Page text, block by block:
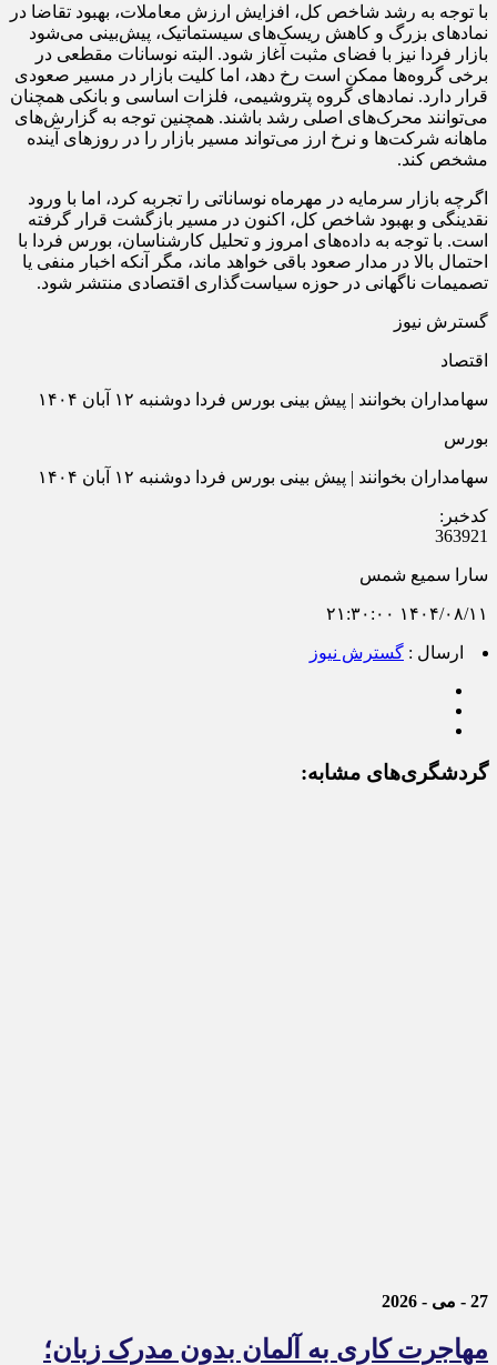
با توجه به رشد شاخص کل، افزایش ارزش معاملات، بهبود تقاضا در
نمادهای بزرگ و کاهش ریسک‌های سیستماتیک، پیش‌بینی می‌شود
بازار فردا نیز با فضای مثبت آغاز شود. البته نوسانات مقطعی در
برخی گروه‌ها ممکن است رخ دهد، اما کلیت بازار در مسیر صعودی
قرار دارد. نمادهای گروه پتروشیمی، فلزات اساسی و بانکی همچنان
می‌توانند محرک‌های اصلی رشد باشند. همچنین توجه به گزارش‌های
ماهانه شرکت‌ها و نرخ ارز می‌تواند مسیر بازار را در روزهای آینده
مشخص کند.
اگرچه بازار سرمایه در مهرماه نوساناتی را تجربه کرد، اما با ورود
نقدینگی و بهبود شاخص کل، اکنون در مسیر بازگشت قرار گرفته
است. با توجه به داده‌های امروز و تحلیل کارشناسان، بورس فردا با
احتمال بالا در مدار صعود باقی خواهد ماند، مگر آنکه اخبار منفی یا
تصمیمات ناگهانی در حوزه سیاست‌گذاری اقتصادی منتشر شود.
گسترش نیوز
اقتصاد
سهامداران بخوانند | پیش بینی بورس فردا دوشنبه ۱۲ آبان ۱۴۰۴
بورس
سهامداران بخوانند | پیش بینی بورس فردا دوشنبه ۱۲ آبان ۱۴۰۴
کدخبر:
363921
سارا سمیع شمس
۱۴۰۴/۰۸/۱۱ ۲۱:۳۰:۰۰
ارسال : گسترش نیوز
گردشگری‌های مشابه:
27 - می - 2026
مهاجرت کاری به آلمان بدون مدرک زبان؛